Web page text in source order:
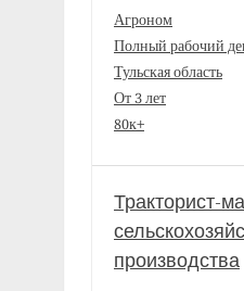
Агроном
Полный рабочий
Тульская область
От 3 лет
80к+
Тракторист-
производства